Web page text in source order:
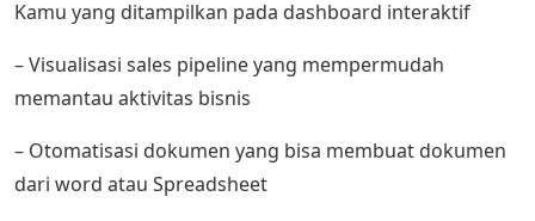
Kamu yang ditampilkan pada dashboard interaktif
– Visualisasi sales pipeline yang mempermudah
memantau aktivitas bisnis
– Otomatisasi dokumen yang bisa membuat dokumen
dari word atau Spreadsheet